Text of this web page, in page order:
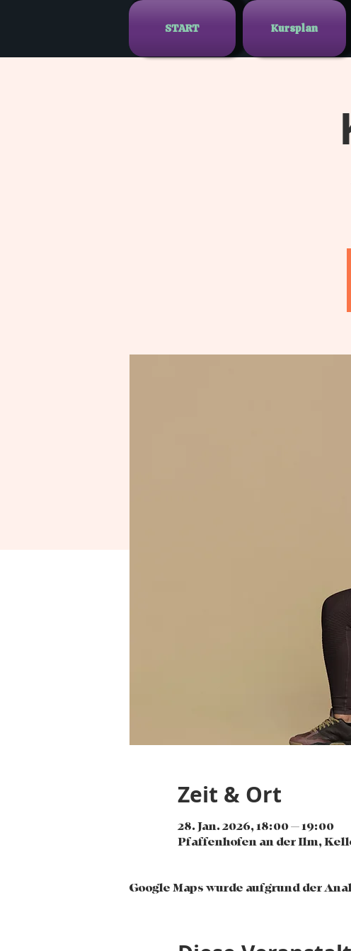
START Kursplan
Zeit & Ort
28. Jan. 2026, 18:00 – 19:00
Pfaffenhofen an der Ilm,
Google Maps wurde aufgrund der